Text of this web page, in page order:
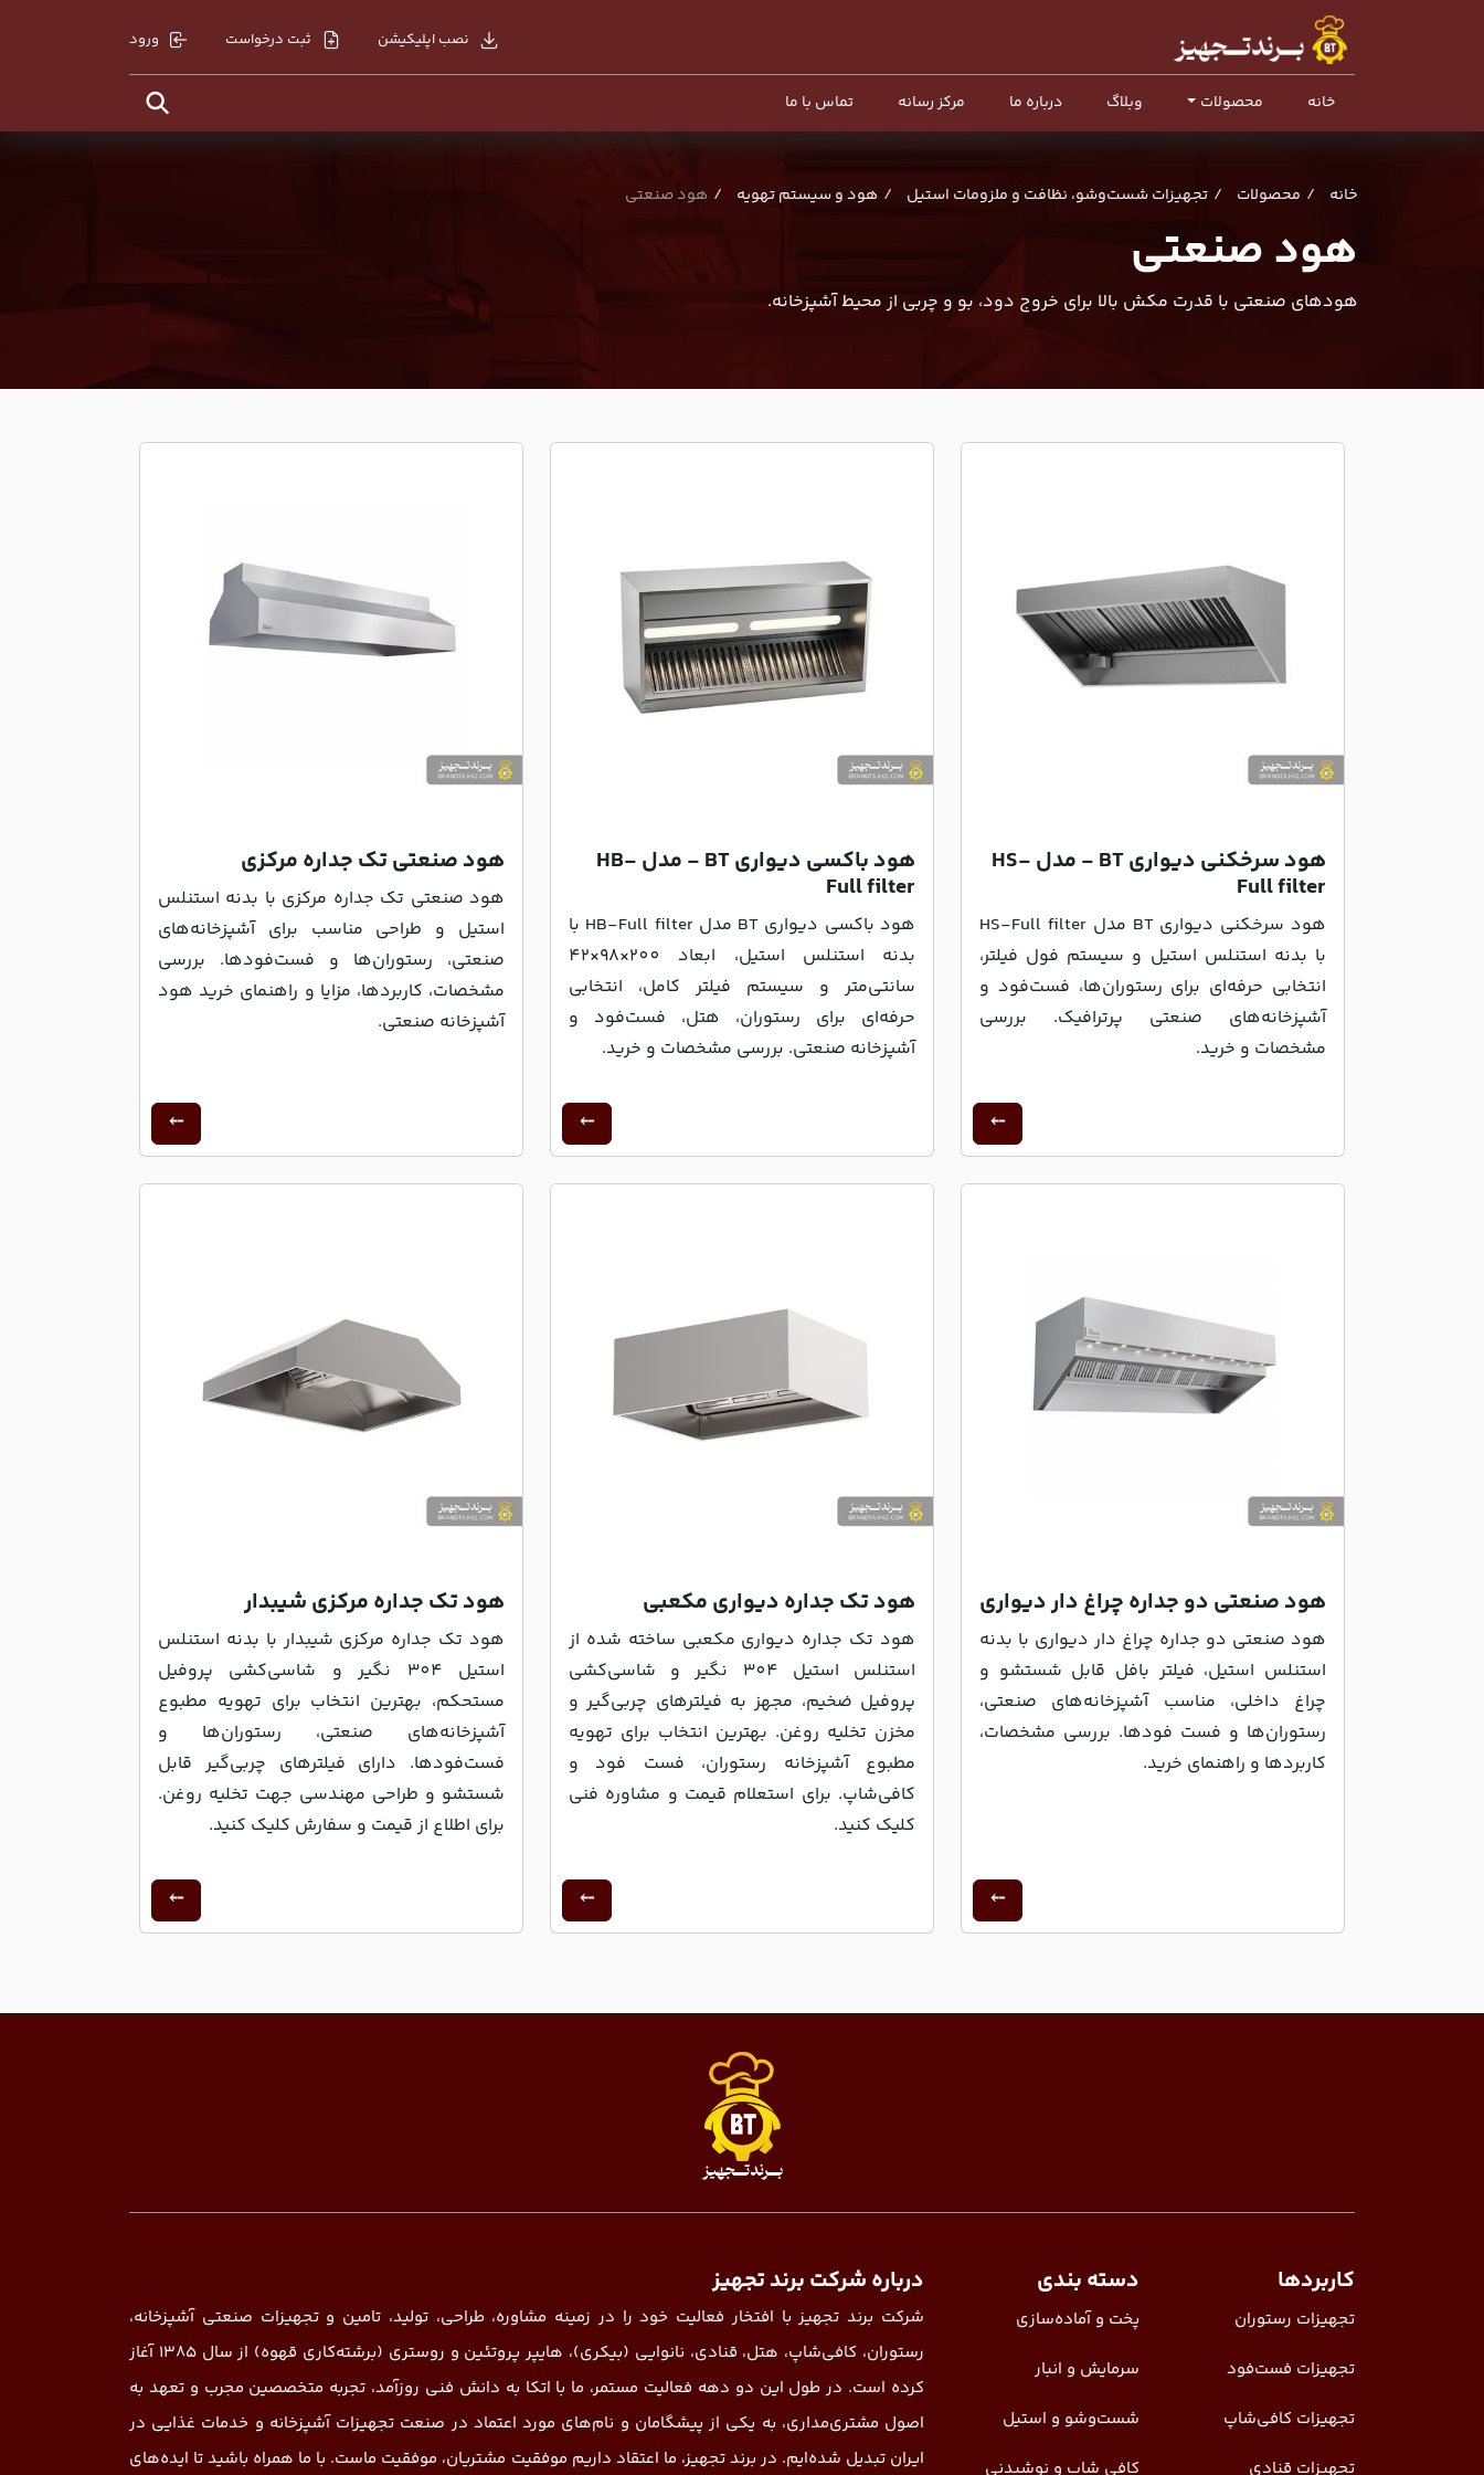
نصب اپلیکیشن ثبت درخواست ورود
خانه محصولات وبلاگ درباره ما مرکز رسانه تماس با ما
خانه محصولات تجهیزات شست‌وشو، نظافت و ملزومات استیل هود و سیستم تهویه هود صنعتی
هود صنعتی
هودهای صنعتی با قدرت مکش بالا برای خروج دود، بو و چربی از محیط آشپزخانه.
هود سرخکنی دیواری BT - مدل HS-
Full filter
هود سرخکنی دیواری BT مدل HS-Full filter
با بدنه استنلس استیل و سیستم فول فیلتر،
انتخابی حرفه‌ای برای رستوران‌ها، فست‌فود و
آشپزخانه‌های صنعتی پرترافیک. بررسی
مشخصات و خرید.
هود باکسی دیواری BT - مدل HB-
Full filter
هود باکسی دیواری BT مدل HB-Full filter با
بدنه استنلس استیل، ابعاد 200×98×42
سانتی‌متر و سیستم فیلتر کامل، انتخابی
حرفه‌ای برای رستوران، هتل، فست‌فود و
آشپزخانه صنعتی. بررسی مشخصات و خرید.
هود صنعتی تک جداره مرکزی
هود صنعتی تک جداره مرکزی با بدنه استنلس
استیل و طراحی مناسب برای آشپزخانه‌های
صنعتی، رستوران‌ها و فست‌فودها. بررسی
مشخصات، کاربردها، مزایا و راهنمای خرید هود
آشپزخانه صنعتی.
هود صنعتی دو جداره چراغ دار دیواری
هود صنعتی دو جداره چراغ دار دیواری با بدنه
استنلس استیل، فیلتر بافل قابل شستشو و
چراغ داخلی، مناسب آشپزخانه‌های صنعتی،
رستوران‌ها و فست فودها. بررسی مشخصات،
کاربردها و راهنمای خرید.
هود تک جداره دیواری مکعبی
هود تک جداره دیواری مکعبی ساخته شده از
استنلس استیل 304 نگیر و شاسی‌کشی
پروفیل ضخیم، مجهز به فیلترهای چربی‌گیر و
مخزن تخلیه روغن. بهترین انتخاب برای تهویه
مطبوع آشپزخانه رستوران، فست فود و
کافی‌شاپ. برای استعلام قیمت و مشاوره فنی
کلیک کنید.
هود تک جداره مرکزی شیبدار
هود تک جداره مرکزی شیبدار با بدنه استنلس
استیل 304 نگیر و شاسی‌کشی پروفیل
مستحکم، بهترین انتخاب برای تهویه مطبوع
آشپزخانه‌های صنعتی، رستوران‌ها و
فست‌فودها. دارای فیلترهای چربی‌گیر قابل
شستشو و طراحی مهندسی جهت تخلیه روغن.
برای اطلاع از قیمت و سفارش کلیک کنید.
کاربردها
تجهیزات رستوران
تجهیزات فست‌فود
تجهیزات کافی‌شاپ
تجهیزات قنادی
دسته بندی
پخت و آماده‌سازی
سرمایش و انبار
شست‌وشو و استیل
کافی شاپ و نوشیدنی
درباره شرکت برند تجهیز
شرکت برند تجهیز با افتخار فعالیت خود را در زمینه مشاوره، طراحی، تولید، تامین و تجهیزات صنعتی آشپزخانه،
رستوران، کافی‌شاپ، هتل، قنادی، نانوایی (بیکری)، هایپر پروتئین و روستری (برشته‌کاری قهوه) از سال ۱۳۸۵ آغاز
کرده است. در طول این دو دهه فعالیت مستمر، ما با اتکا به دانش فنی روزآمد، تجربه متخصصین مجرب و تعهد به
اصول مشتری‌مداری، به یکی از پیشگامان و نام‌های مورد اعتماد در صنعت تجهیزات آشپزخانه و خدمات غذایی در
ایران تبدیل شده‌ایم. در برند تجهیز، ما اعتقاد داریم موفقیت مشتریان، موفقیت ماست. با ما همراه باشید تا ایده‌های